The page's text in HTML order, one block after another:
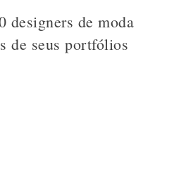
designers de moda
de seus portfólios